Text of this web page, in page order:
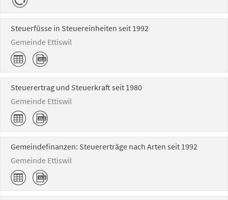
Steuerfüsse in Steuereinheiten seit 1992
Gemeinde Ettiswil
Steuerertrag und Steuerkraft seit 1980
Gemeinde Ettiswil
Gemeindefinanzen: Steuererträge nach Arten seit 1992
Gemeinde Ettiswil